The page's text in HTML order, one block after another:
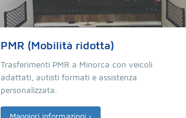
PMR (Mobilità ridotta)
Trasferimenti PMR a Minorca con veicoli
adattati, autisti formati e assistenza
personalizzata.